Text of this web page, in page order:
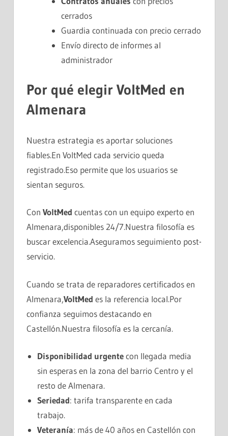
cerrados
Guardia continuada con precio cerrado
Envío directo de informes al
administrador
Por qué elegir VoltMed en
Almenara
Nuestra estrategia es aportar soluciones
fiables.En VoltMed cada servicio queda
registrado.Eso permite que los usuarios se
sientan seguros.
Con VoltMed cuentas con un equipo experto en
Almenara,disponibles 24/7.Nuestra filosofía es
buscar excelencia.Aseguramos seguimiento post-
servicio.
Cuando se trata de reparadores certificados en
Almenara,VoltMed es la referencia local.Por
confianza seguimos destacando en
Castellón.Nuestra filosofía es la cercanía.
Disponibilidad urgentecon llegada media
sin esperas en la zona del barrio Centro y el
resto de Almenara.
Seriedad: tarifa transparente en cada
trabajo.
Veteranía: más de 40 años en Castellón con